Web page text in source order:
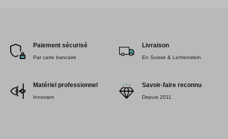
Paiement sécurisé
Par carte bancaire
Livraison
En Suisse & Lichtenstein
Matériel professionnel
Innovant
Savoir-faire reconnu
Depuis 2011